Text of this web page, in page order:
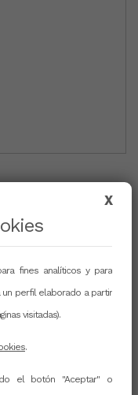
X
fines analíticos y para
perfil elaborado a partir
visitadas).
.
el botón "Aceptar" o